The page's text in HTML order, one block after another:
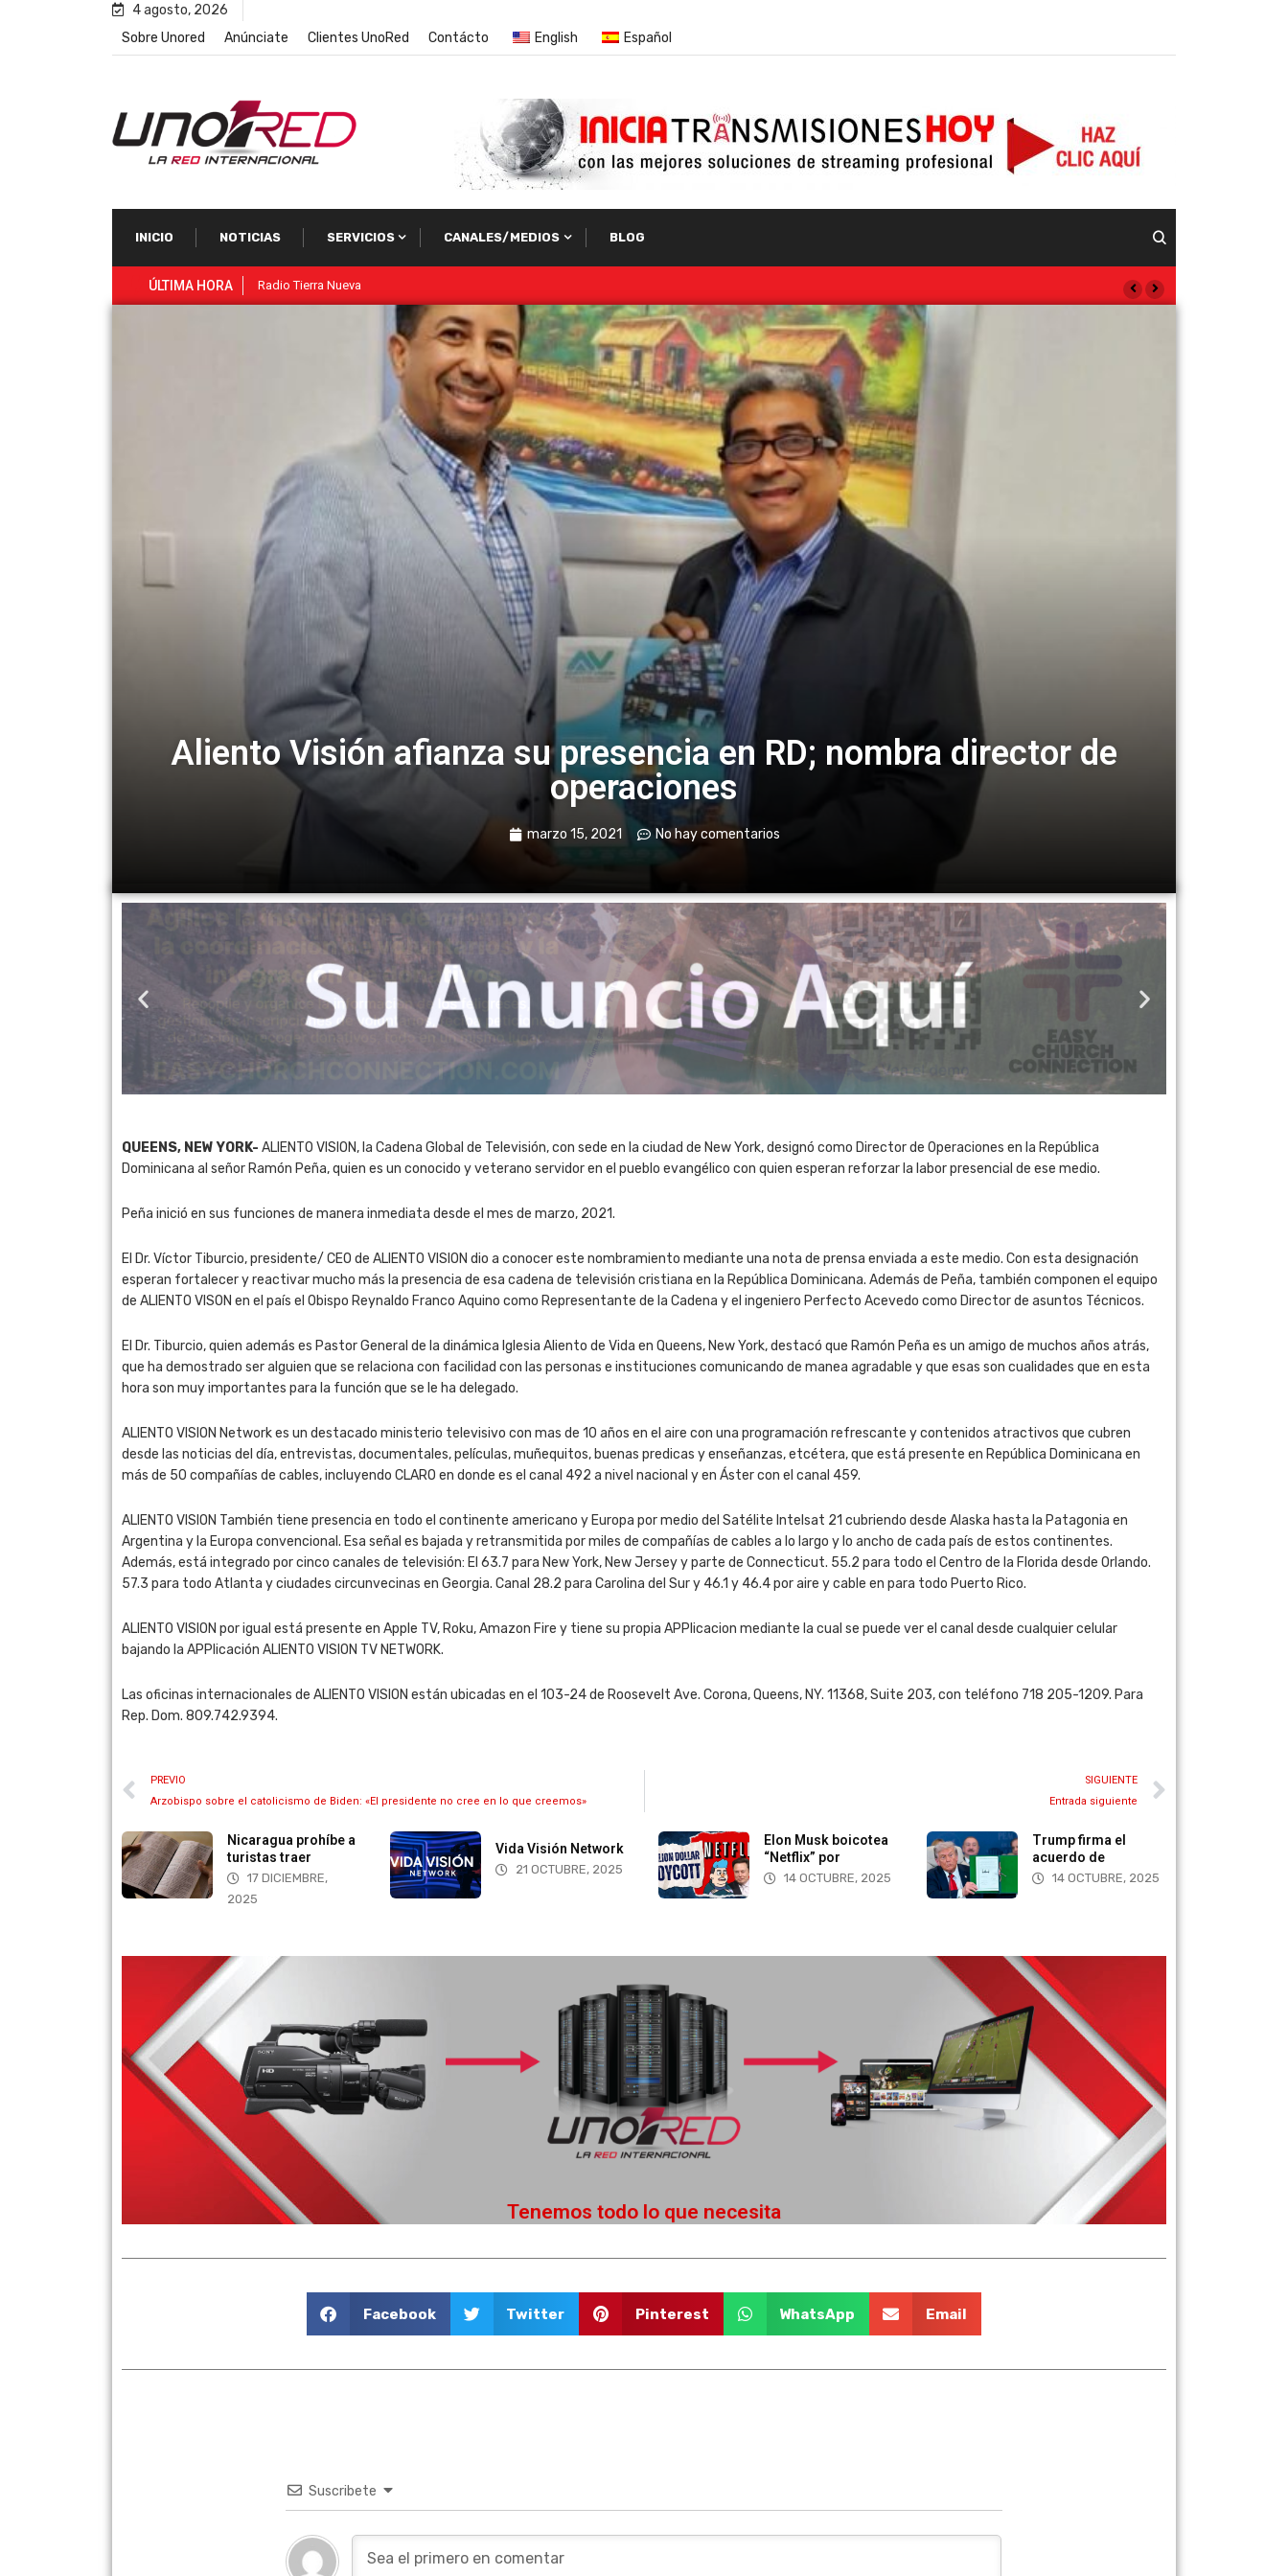
4 agosto, 2026
Sobre Unored
Anúnciate Clientes UnoRed Contácto English Español
INICIO NOTICIAS SERVICIOS CANALES/MEDIOS BLOG
ÚLTIMA HORA Radio Tierra Nueva Micar RadioTV
Aliento Visión afianza su presencia en RD; nombra director de
operaciones
marzo 15, 2021 No hay comentarios
QUEENS, NEW YORK- ALIENTO VISION, la Cadena Global de Televisión, con sede en la ciudad de New York, designó como Director de Operaciones en la República
Dominicana al señor Ramón Peña, quien es un conocido y veterano servidor en el pueblo evangélico con quien esperan reforzar la labor presencial de ese medio.
Peña inició en sus funciones de manera inmediata desde el mes de marzo, 2021.
El Dr. Víctor Tiburcio, presidente/ CEO de ALIENTO VISION dio a conocer este nombramiento mediante una nota de prensa enviada a este medio. Con esta designación
esperan fortalecer y reactivar mucho más la presencia de esa cadena de televisión cristiana en la República Dominicana. Además de Peña, también componen el equipo
de ALIENTO VISON en el país el Obispo Reynaldo Franco Aquino como Representante de la Cadena y el ingeniero Perfecto Acevedo como Director de asuntos Técnicos.
El Dr. Tiburcio, quien además es Pastor General de la dinámica Iglesia Aliento de Vida en Queens, New York, destacó que Ramón Peña es un amigo de muchos años atrás,
que ha demostrado ser alguien que se relaciona con facilidad con las personas e instituciones comunicando de manea agradable y que esas son cualidades que en esta
hora son muy importantes para la función que se le ha delegado.
ALIENTO VISION Network es un destacado ministerio televisivo con mas de 10 años en el aire con una programación refrescante y contenidos atractivos que cubren
desde las noticias del día, entrevistas, documentales, películas, muñequitos, buenas predicas y enseñanzas, etcétera, que está presente en República Dominicana en
más de 50 compañías de cables, incluyendo CLARO en donde es el canal 492 a nivel nacional y en Áster con el canal 459.
ALIENTO VISION También tiene presencia en todo el continente americano y Europa por medio del Satélite Intelsat 21 cubriendo desde Alaska hasta la Patagonia en
Argentina y la Europa convencional. Esa señal es bajada y retransmitida por miles de compañías de cables a lo largo y lo ancho de cada país de estos continentes.
Además, está integrado por cinco canales de televisión: El 63.7 para New York, New Jersey y parte de Connecticut. 55.2 para todo el Centro de la Florida desde Orlando.
57.3 para todo Atlanta y ciudades circunvecinas en Georgia. Canal 28.2 para Carolina del Sur y 46.1 y 46.4 por aire y cable en para todo Puerto Rico.
ALIENTO VISION por igual está presente en Apple TV, Roku, Amazon Fire y tiene su propia APPlicacion mediante la cual se puede ver el canal desde cualquier celular
bajando la APPlicación ALIENTO VISION TV NETWORK.
Las oficinas internacionales de ALIENTO VISION están ubicadas en el 103-24 de Roosevelt Ave. Corona, Queens, NY. 11368, Suite 203, con teléfono 718 205-1209. Para
Rep. Dom. 809.742.9394.
PREVIO
Arzobispo sobre el catolicismo de Biden: «El presidente no cree en lo que creemos»
SIGUIENTE
Entrada siguiente
Nicaragua prohíbe a
turistas traer
17 DICIEMBRE,
2025
Vida Visión Network
21 OCTUBRE, 2025
Elon Musk boicotea
“Netflix” por
14 OCTUBRE, 2025
Trump firma el
acuerdo de
14 OCTUBRE, 2025
Tenemos todo lo que necesita
Beneficios increibles
Activación en menos de 24 hrs
Transmita en vivo en diferentes canales como Web, Facebook, Youtube y móvil.
¡Transmita desde la nube! Ofrecemos servicios virtuales en la nube para que transmita sin necesdad de tener sus propios equipos.
Más información
Facebook Twitter Pinterest WhatsApp Email
Suscribete